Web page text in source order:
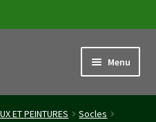
Menu
ET PEINTURES
Socles